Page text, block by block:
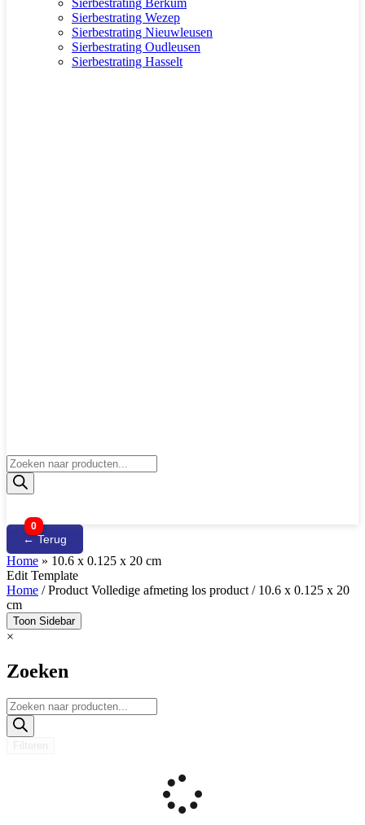
Sierbestrating Wezep
Sierbestrating Nieuwleusen
Sierbestrating Oudleusen
Sierbestrating Hasselt
Producten
zoeken
0
← Terug
Home » 10.6 x 0.125 x 20 cm
Edit Template
Home / Product Volledige afmeting los product / 10.6 x 0.125 x 20
cm
Toon Sidebar
×
Zoeken
Producten
zoeken